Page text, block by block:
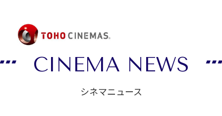
CINEMA NEWS
シネマニュース